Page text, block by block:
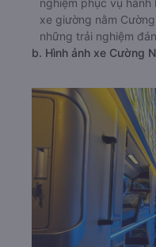
nghiệm phục vụ
xe giường nằm
những trải nghiệm
b. Hình ảnh xe Cường